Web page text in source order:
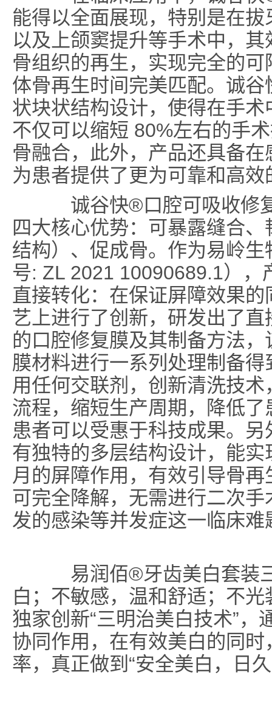
能得以全面展现，特别是在
以及上颌窦提升等手术中，
骨组织的再生，实现完全的
体骨再生时间完美匹配。诚
状块状结构设计，使得在手
不仅可以缩短 80%左右的手
骨融合，此外，产品还具备
为患者提供了更为可靠和高效
诚谷快®口腔可吸收修
四大核心优势：可暴露缝合
结构）、促成骨。作为易岭
号: ZL 2021 10090689.1），
直接转化：在保证屏障效果
艺上进行了创新，研发出了
的口腔修复膜及其制备方法
膜材料进行一系列处理制备
用任何交联剂，创新清洗技
流程，缩短生产周期，降低
患者可以受惠于科技成果。
有独特的多层结构设计，能
月的屏障作用，有效引导骨
可完全降解，无需进行二次
发的感染等并发症这一临床难
易润佰®牙齿美白套装
白；不敏感，温和舒适；不
独家创新“三明治美白技术”
协同作用，在有效美白的同
率，真正做到 “安全美白，日